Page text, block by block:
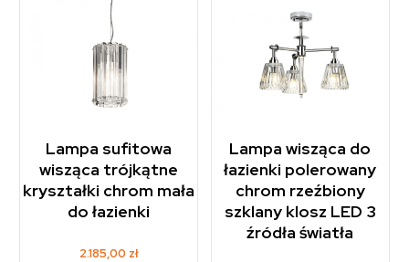
Lampa sufitowa
wisząca trójkątne
kryształki chrom mała
do łazienki
2.185,00 zł
Lampa wisząca do
łazienki polerowany
chrom rzeźbiony
szklany klosz LED 3
źródła światła